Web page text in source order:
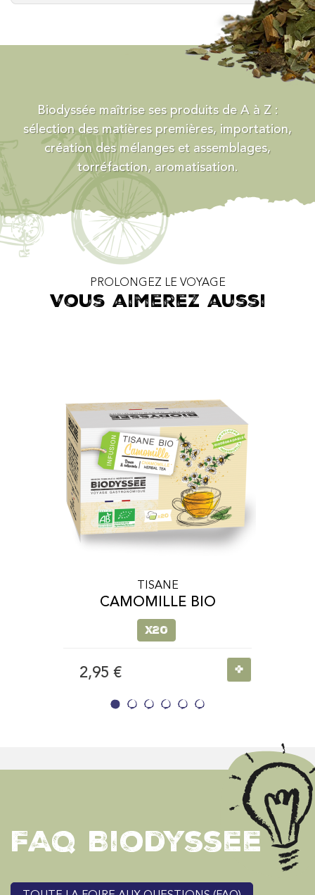
Biodyssée maîtrise ses produits de A à Z :
sélection des matières premières, importation,
création des mélanges et assemblages,
torréfaction, aromatisation.
PROLONGEZ LE VOYAGE
Vous aimerez aussi
TISANE
CAMOMILLE BIO
2,95 €
x20
+
FAQ Biodyssee